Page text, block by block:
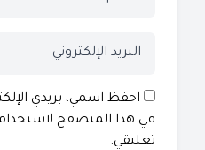
احفظ اسمي، بريدي
في هذا المتصفح
تعليقي.